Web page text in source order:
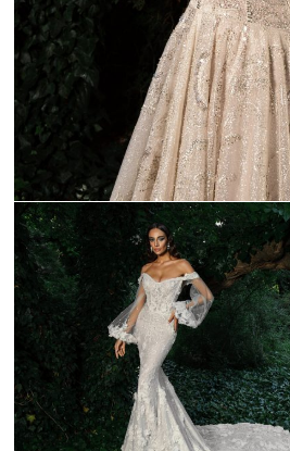
_C9A9265-1